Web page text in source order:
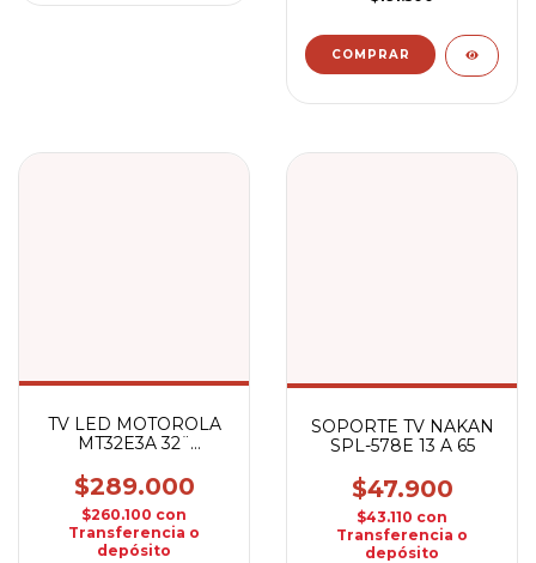
TV LED MOTOROLA
MT32E3A 32¨
$289.000
$260.100 con
Transferencia o
depósito
SOPORTE TV NAKAN
SPL-578E 13 A 65
$47.900
$43.110 con
Transferencia o
depósito